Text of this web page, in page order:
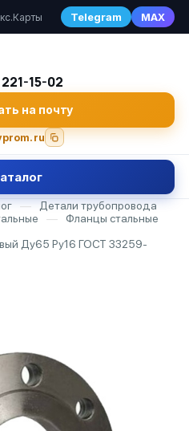
Telegram MAX
15-02
на почту
—
Детали трубопровода
—
Фланцы стальные
Ду65 Ру16 ГОСТ 33259-